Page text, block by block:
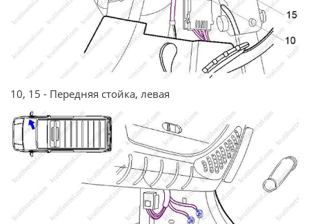
10, 15 - Передняя стойка, левая